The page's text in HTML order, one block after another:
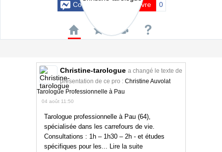
Contacter Suivre 0
Christine-tarologue a changé le texte de
présentation de ce pro : Christine Auvolat
Tarologue Professionnelle à Pau
04 août 11:50
Tarologue professionnelle à Pau (64),
spécialisée dans les carrefours de vie.
Consultations : 1h – 1h30 – 2h - et études
spécifiques pour les... Lire la suite